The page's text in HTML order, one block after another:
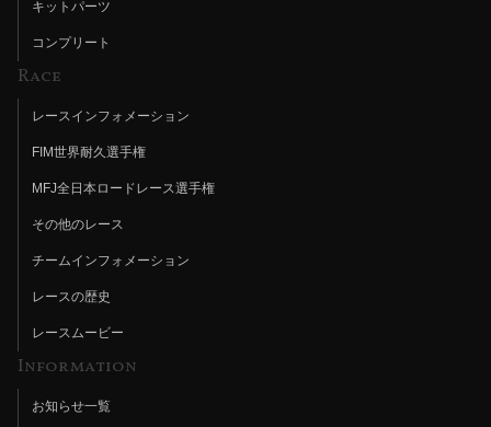
キットパーツ
コンプリート
Race
レースインフォメーション
FIM世界耐久選手権
MFJ全日本ロードレース選手権
その他のレース
チームインフォメーション
レースの歴史
レースムービー
Information
お知らせ一覧